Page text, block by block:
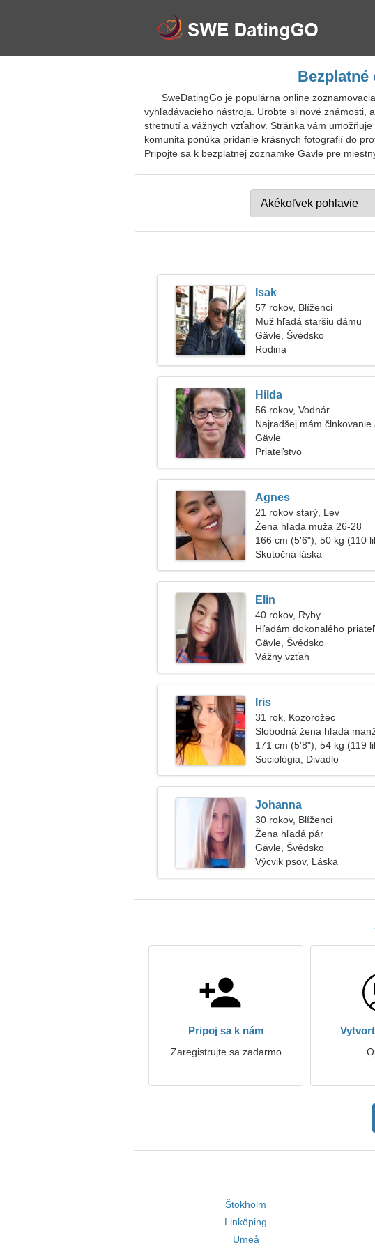
Bezplatné
SweDatingGo je populárna online
vyhľadávacieho nástroja. Urobte si nové známosti,
stretnutí a vážnych vzťahov. Stránka vám
komunita ponúka pridanie krásnych fotografií do
Pripojte sa k bezplatnej zoznamke Gävle pre
Isak
57 rokov, Blíženci
Muž hľadá staršiu dámu
Gävle, Švédsko
Rodina
Hilda
56 rokov, Vodnár
Najradšej mám člnkovanie
Gävle
Priateľstvo
Agnes
21 rokov starý, Lev
Žena hľadá muža 26-28
166 cm (5'6"), 50 kg (110
Skutočná láska
Elin
40 rokov, Ryby
Hľadám dokonalého
Gävle, Švédsko
Vážny vzťah
Iris
31 rok, Kozorožec
Slobodná žena hľadá
171 cm (5'8"), 54 kg (119
Sociológia, Divadlo
Johanna
30 rokov, Blíženci
Žena hľadá pár
Gävle, Švédsko
Výcvik psov, Láska
Pripoj sa k nám
Zaregistrujte sa zadarmo
Štokholm
Linköping
Umeå